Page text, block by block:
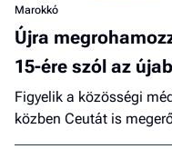
Marokkó
Újra
15-ére szól az
Figyelik a közösségi
közben Ceutát is